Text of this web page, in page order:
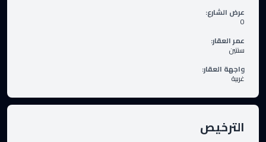
عرض الشارع:
0
عمر العقار:
سنتين
واجهة العقار:
غربية
الترخيص